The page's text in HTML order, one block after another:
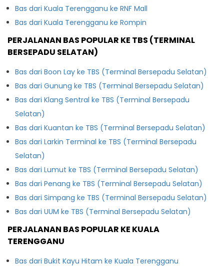
Bas dari Kuala Terengganu ke RNF Mall
Bas dari Kuala Terengganu ke Rompin
PERJALANAN BAS POPULAR KE TBS (TERMINAL
BERSEPADU SELATAN)
Bas dari Boon Lay ke TBS (Terminal Bersepadu Selatan)
Bas dari Gunung ke TBS (Terminal Bersepadu Selatan)
Bas dari Klang Sentral ke TBS (Terminal Bersepadu
Selatan)
Bas dari Kuantan ke TBS (Terminal Bersepadu Selatan)
Bas dari Larkin Terminal ke TBS (Terminal Bersepadu
Selatan)
Bas dari Lumut ke TBS (Terminal Bersepadu Selatan)
Bas dari Penang ke TBS (Terminal Bersepadu Selatan)
Bas dari Simpang ke TBS (Terminal Bersepadu Selatan)
Bas dari UUM ke TBS (Terminal Bersepadu Selatan)
PERJALANAN BAS POPULAR KE KUALA
TERENGGANU
Bas dari Bukit Kayu Hitam ke Kuala Terengganu